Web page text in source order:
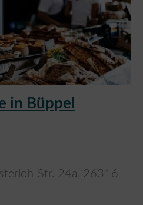
in Büppel
Str. 24a , 26316